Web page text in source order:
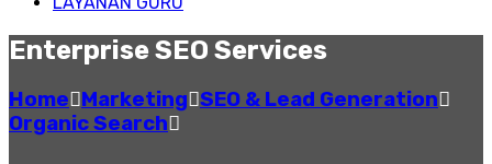
Enterprise SEO Services
Home Marketing SEO & Lead Generation
Organic Search